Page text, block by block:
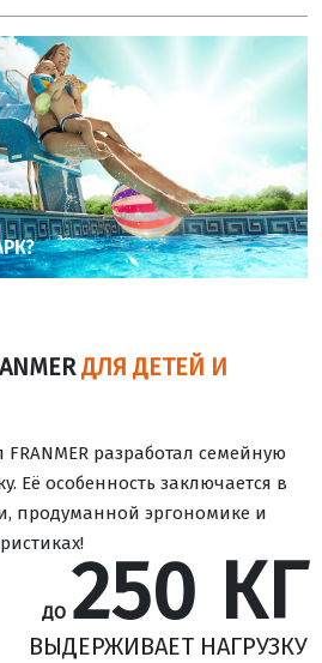
ДЛЯ ДЕТЕЙ И
FRANMER разработал семейную
Её особенность заключается в
продуманной эргономике и
ДО 250 КГ
ВЫДЕРЖИВАЕТ НАГРУЗКУ